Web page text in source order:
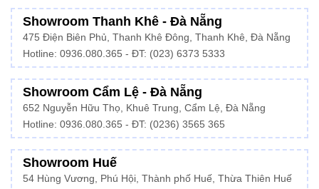
Showroom Thanh Khê - Đà Nẵng
475 Điện Biên Phủ, Thanh Khê Đông, Thanh Khê, Đà Nẵng
Hotline: 0936.080.365 - ĐT: (023) 6373 5333
Showroom Cẩm Lệ - Đà Nẵng
652 Nguyễn Hữu Thọ, Khuê Trung, Cẩm Lệ, Đà Nẵng
Hotline: 0936.080.365 - ĐT: (0236) 3565 365
Showroom Huế
54 Hùng Vương, Phú Hội, Thành phố Huế, Thừa Thiên Huế